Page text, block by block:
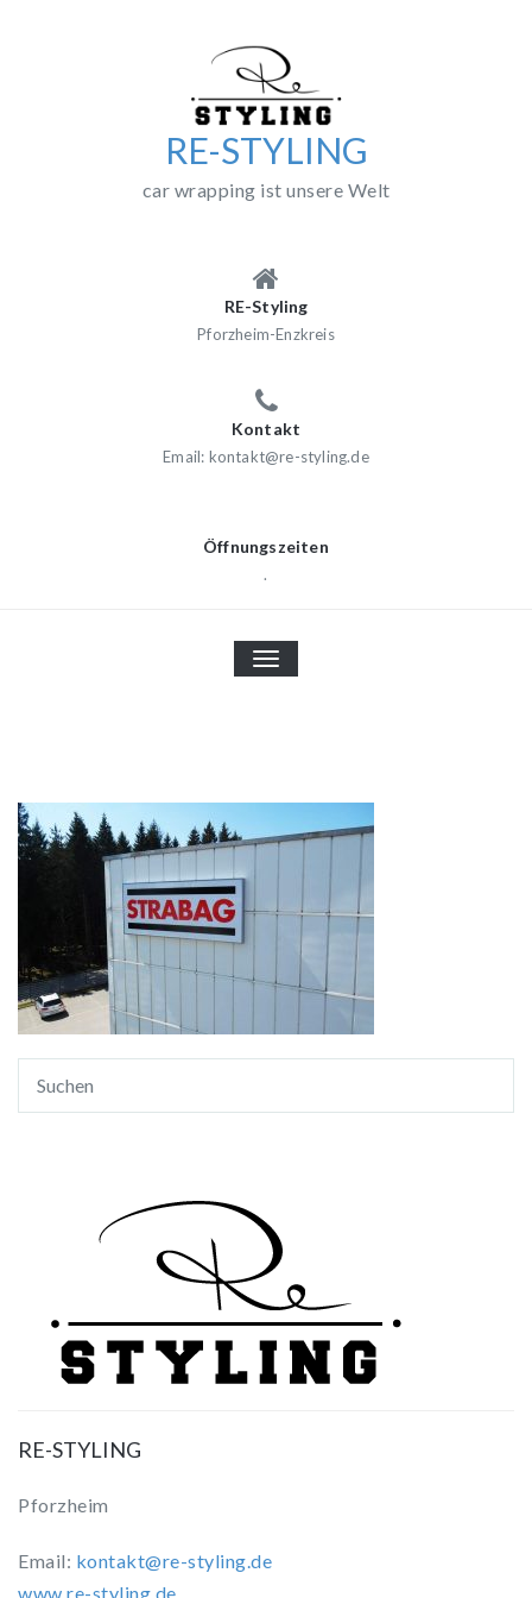
RE-STYLING
car wrapping ist unsere Welt
RE-Styling
Pforzheim-Enzkreis
Kontakt
Email: kontakt@re-styling.de
Öffnungszeiten
.
TOGGLE
NAVIGATION
RE-STYLING
Pforzheim
Email: kontakt@re-styling.de
www.re-styling.de